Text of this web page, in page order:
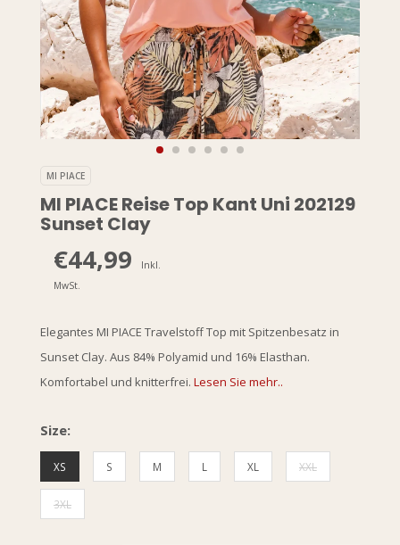
MI PIACE
MI PIACE Reise Top Kant Uni 202129
Sunset Clay
€44,99
Inkl.
MwSt.
Elegantes MI PIACE Travelstoff Top mit Spitzenbesatz in
Sunset Clay. Aus 84% Polyamid und 16% Elasthan.
Komfortabel und knitterfrei. Lesen Sie mehr..
Size:
XS S M L XL XXL
3XL